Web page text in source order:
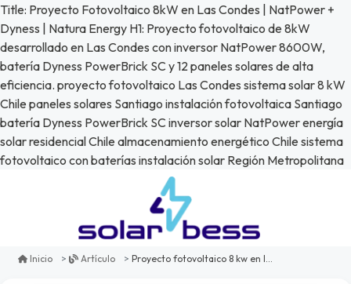
Title: Proyecto Fotovoltaico 8kW en Las Condes | NatPower +
Dyness | Natura Energy H1: Proyecto fotovoltaico de 8kW
desarrollado en Las Condes con inversor NatPower 8600W,
batería Dyness PowerBrick SC y 12 paneles solares de alta
eficiencia. proyecto fotovoltaico Las Condes sistema solar 8 kW
Chile paneles solares Santiago instalación fotovoltaica Santiago
batería Dyness PowerBrick SC inversor solar NatPower energía
solar residencial Chile almacenamiento energético Chile sistema
fotovoltaico con baterías instalación solar Región Metropolitana
Inicio Artículo Proyecto fotovoltaico 8 kw en las condes, santiago: sistema solar con inversor natpower y batería dyness powerbrick sc